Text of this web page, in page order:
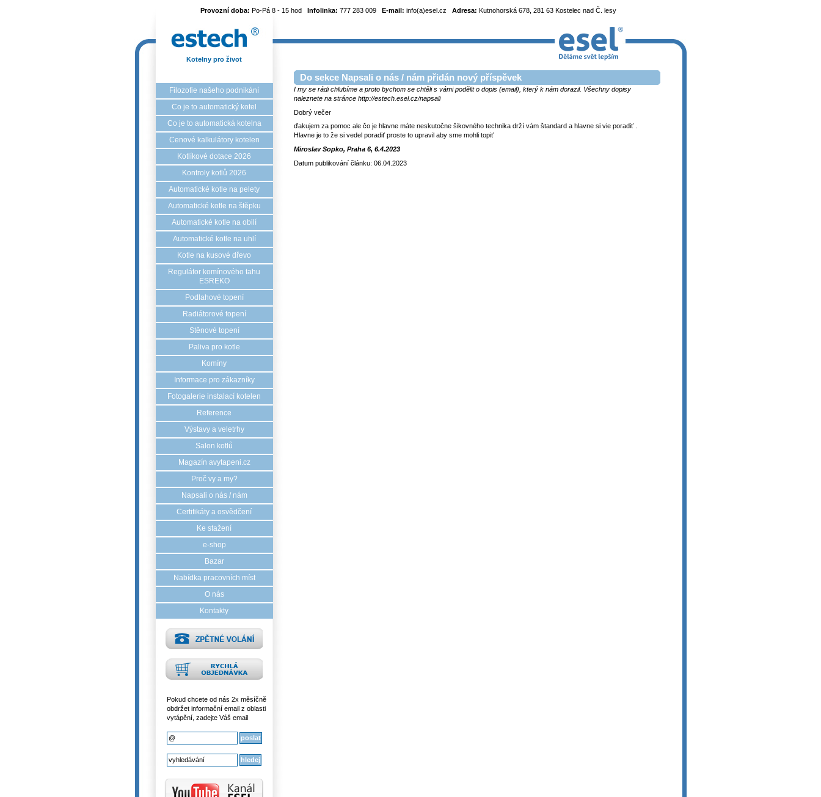
Provozní doba: Po-Pá 8 - 15 hod Infolinka: 777 283 009 E-mail: info(a)esel.cz Adresa: Kutnohorská 678, 281 63 Kostelec nad Č. lesy
Kotelny pro život
Filozofie našeho podnikání
Co je to automatický kotel
Co je to automatická kotelna
Cenové kalkulátory kotelen
Kotlíkové dotace 2026
Kontroly kotlů 2026
Automatické kotle na pelety
Automatické kotle na štěpku
Automatické kotle na obilí
Automatické kotle na uhlí
Kotle na kusové dřevo
Regulátor komínového tahu
ESREKO
Podlahové topení
Radiátorové topení
Stěnové topení
Paliva pro kotle
Komíny
Informace pro zákazníky
Fotogalerie instalací kotelen
Reference
Výstavy a veletrhy
Salon kotlů
Magazín avytapeni.cz
Proč vy a my?
Napsali o nás / nám
Certifikáty a osvědčení
Ke stažení
e-shop
Bazar
Nabídka pracovních míst
O nás
Kontakty
Pokud chcete od nás 2x měsíčně
obdržet informační email z oblasti
vytápění, zadejte Váš email
Do sekce Napsali o nás / nám přidán nový příspěvek
I my se rádi chlubíme a proto bychom se chtěli s vámi podělit o dopis (email), který k nám dorazil. Všechny dopisy
naleznete na stránce http://estech.esel.cz/napsali
Dobrý večer
ďakujem za pomoc ale čo je hlavne máte neskutočne šikovného technika drží vám štandard a hlavne si vie poradiť .
Hlavne je to že si vedel poradiť proste to upravil aby sme mohli topiť
Miroslav Sopko, Praha 6, 6.4.2023
Datum publikování článku: 06.04.2023